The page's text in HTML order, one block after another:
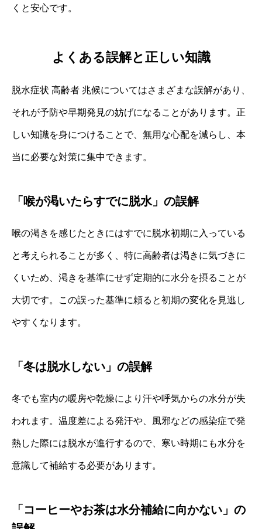
くと安心です。
よくある誤解と正しい知識
脱水症状 高齢者 兆候についてはさまざまな誤解があり、
それが予防や早期発見の妨げになることがあります。正
しい知識を身につけることで、無用な心配を減らし、本
当に必要な対策に集中できます。
「喉が渇いたらすでに脱水」の誤解
喉の渇きを感じたときにはすでに脱水初期に入っている
と考えられることが多く、特に高齢者は渇きに気づきに
くいため、渇きを基準にせず定期的に水分を摂ることが
大切です。この誤った基準に頼ると初期の変化を見逃し
やすくなります。
「冬は脱水しない」の誤解
冬でも室内の暖房や乾燥により汗や呼気からの水分が失
われます。温度差による発汗や、風邪などの感染症で発
熱した際には脱水が進行するので、寒い時期にも水分を
意識して補給する必要があります。
「コーヒーやお茶は水分補給に向かない」の